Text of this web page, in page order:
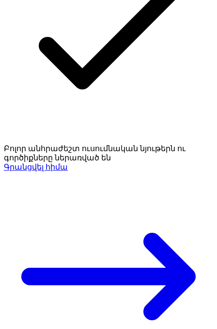
Բոլոր անհրաժեշտ ուսումնական նյութերն ու
գործիքները ներառված են
Գրանցվել հիմա